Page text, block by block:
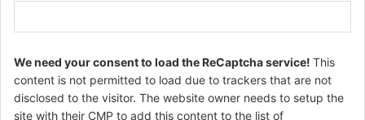
We need your consent to load the ReCaptcha service! This
content is not permitted to load due to trackers that are not
disclosed to the visitor. The website owner needs to setup the
site with their CMP to add this content to the list of